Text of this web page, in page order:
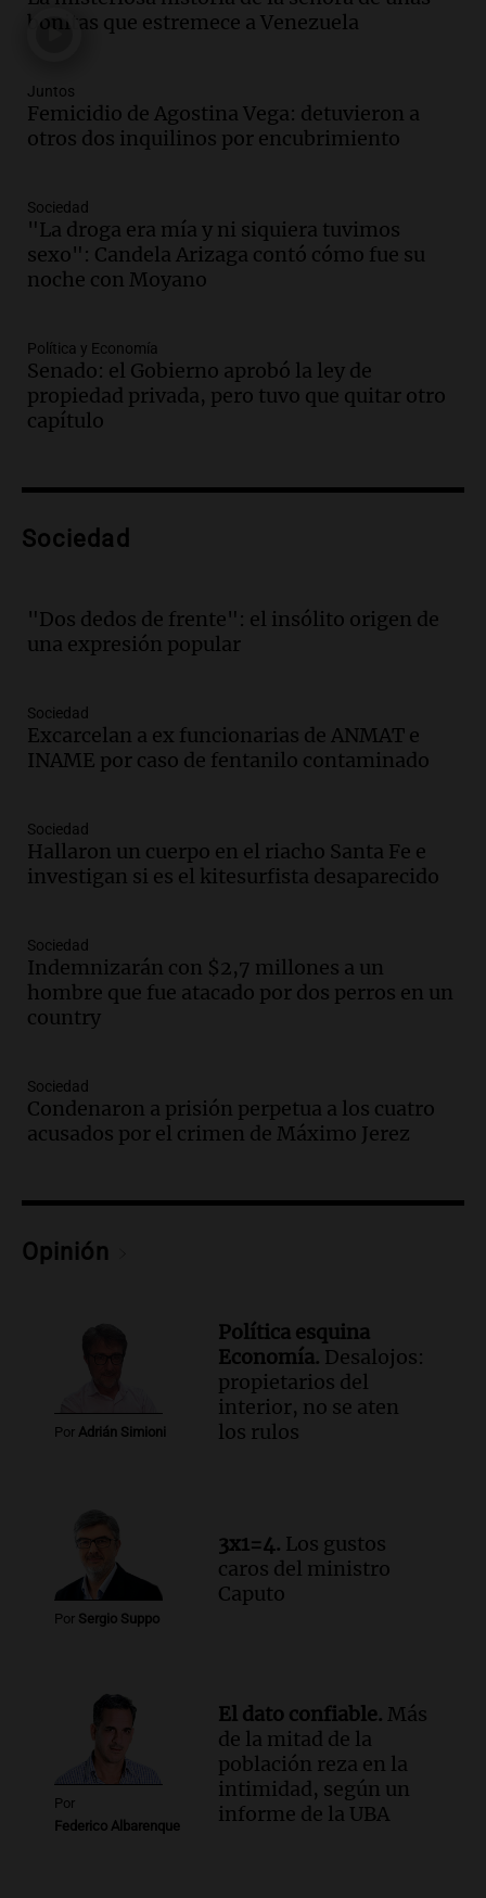
Audio.La justicia investiga una estafa
millonaria a través de una financiera en
Panorama Federal
Episodios
Audio.Cómo serán los desalojos exprés
ley de propiedad privada
Ahora país
Episodios
Audio. Se inaugura la décimo primera
Panorama Federal
Episodios
Audio.Se atrincheró la intendenta
interina de Villa Santa Cruz del Lago
Audio.
Noticias
Episodios
protección de tierras
Panorama Federal
Episodios
"Cordillera y Mar" y llenaron de
carnaval el estudio de Cadena 3
Juntos
comienza con sorpresas y grandes
premios para los visitantes
Noticias
Episodios
intendenta interina de Villa Santa Cruz
del Lago y se atrincheró
Juntos
Confitería El Oriental: una propuesta
cultural imperdible
Noticias
Más de la mitad de la población
reza en la intimidad, según un informe
de la UBA
Episodios
Panorama Federal
Episodios
Audio."Tiene que haber una
reglamentación": el reclamo del Kennel
Club por los criaderos de perros
Audio.Trump acusa a México de
perjudicar la economía estadounidense
y defiende sus aranceles
Panorama Federal
Episodios
bonitas que estremece a Venezuela
Juntos
Femicidio de Agostina Vega: detuvieron a
otros dos inquilinos por encubrimiento
Sociedad
"La droga era mía y ni siquiera tuvimos
sexo": Candela Arizaga contó cómo fue su
noche con Moyano
Política y Economía
Senado: el Gobierno aprobó la ley de
propiedad privada, pero tuvo que quitar otro
capítulo
Sociedad
"Dos dedos de frente": el insólito origen de
una expresión popular
Sociedad
Excarcelan a ex funcionarias de ANMAT e
INAME por caso de fentanilo contaminado
Sociedad
Hallaron un cuerpo en el riacho Santa Fe e
investigan si es el kitesurfista desaparecido
Sociedad
Indemnizarán con $2,7 millones a un
hombre que fue atacado por dos perros en un
country
Sociedad
Condenaron a prisión perpetua a los cuatro
acusados por el crimen de Máximo Jerez
Opinión
Por Adrián Simioni
Política esquina
Economía. Desalojos:
propietarios del
interior, no se aten
los rulos
Por Sergio Suppo
3x1=4. Los gustos
caros del ministro
Caputo
Por
Federico Albarenque
El dato confiable. Más
de la mitad de la
población reza en la
intimidad, según un
informe de la UBA